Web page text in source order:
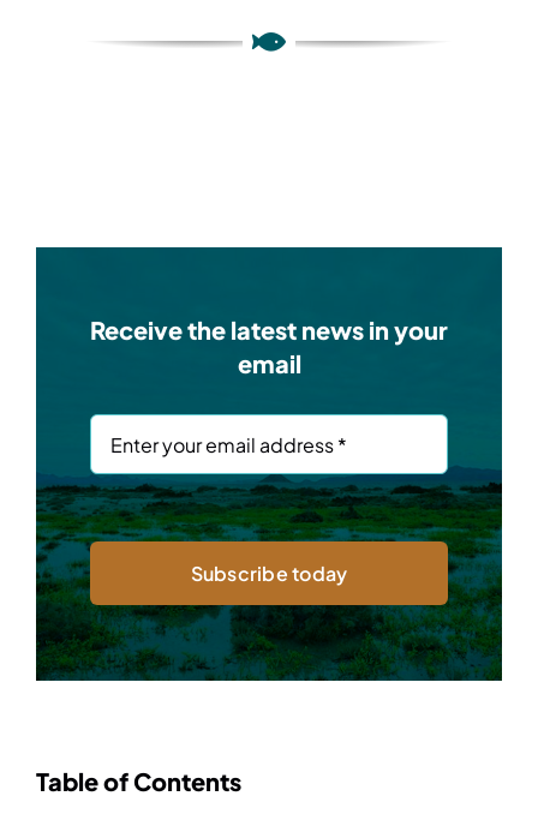
Receive the latest news in your
email
Subscribe today
Table of Contents